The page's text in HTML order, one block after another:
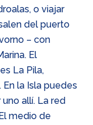
o viajar
del puerto
– con
El
La Pila,
la Isla puedes
allí. La red
medio de